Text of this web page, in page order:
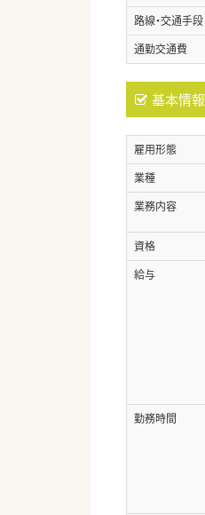
路線・交通手段
通勤交通費
基本情報
雇用形態
業種
業務内容
資格
給与
勤務時間